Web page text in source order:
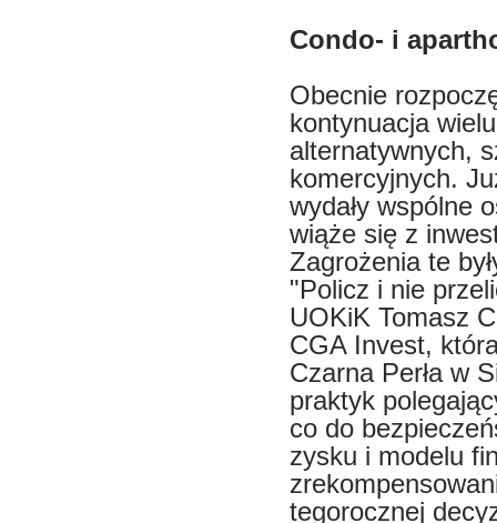
Condo- i
Obecnie
kontynuacja
alternatywnych,
komercyjnych.
wydały wspólne
wiąże się z
Zagrożenia te
"Policz i nie
UOKiK Tomasz
CGA Invest,
Czarna Perła w
praktyk
co do
zysku i modelu
tegorocznej